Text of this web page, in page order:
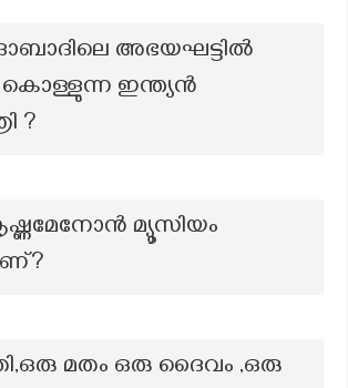
അഭയഘട്ടിൽ
കൊള്ളുന്ന ഇന്ത്യൻ
?
മ്യൂസിയം
മതം ഒരു ദൈവം ,ഒരു